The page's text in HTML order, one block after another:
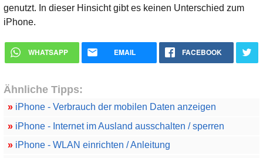
genutzt. In dieser Hinsicht gibt es keinen Unterschied zum
iPhone.
WHATSAPP EMAIL FACEBOOK
Ähnliche Tipps:
»iPhone - Verbrauch der mobilen Daten anzeigen
»iPhone - Internet im Ausland ausschalten / sperren
»iPhone - WLAN einrichten / Anleitung